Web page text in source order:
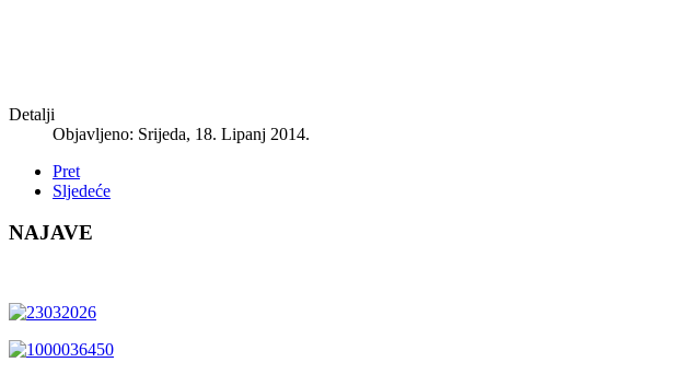
Detalji
Objavljeno: Srijeda, 18. Lipanj 2014.
Pret
Sljedeće
NAJAVE